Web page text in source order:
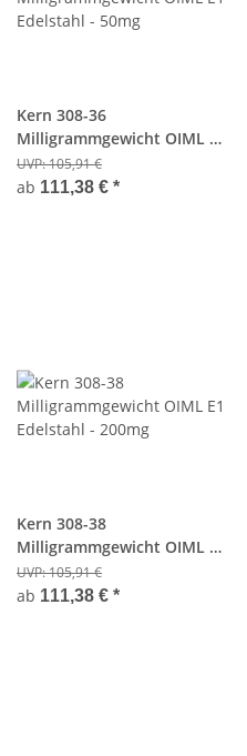
Kern 308-36
Milligrammgewicht OIML E1
Edelstahl - 50mg
UVP:105,91 €
ab 111,38 € *
Kern 308-38
Milligrammgewicht OIML E1
Edelstahl - 200mg
UVP:105,91 €
ab 111,38 € *